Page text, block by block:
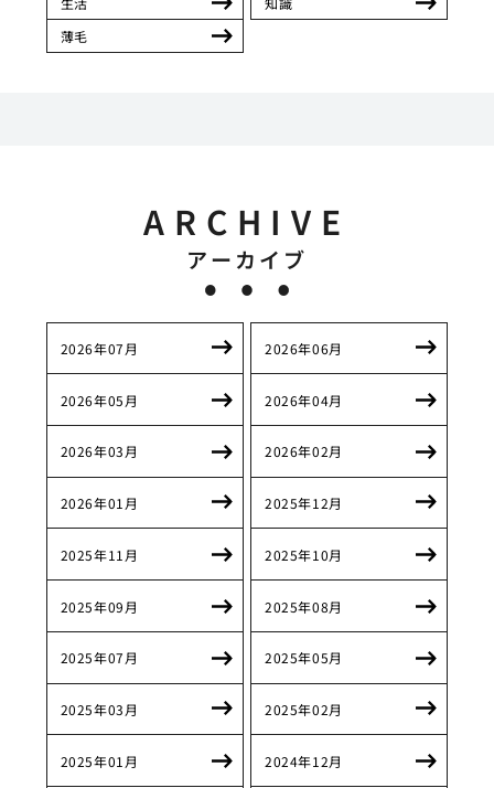
薄毛
ARCHIVE
アーカイブ
2026年07月 2026年06月
2026年05月 2026年04月
2026年03月 2026年02月
2026年01月 2025年12月
2025年11月 2025年10月
2025年09月 2025年08月
2025年07月 2025年05月
2025年03月 2025年02月
2025年01月 2024年12月